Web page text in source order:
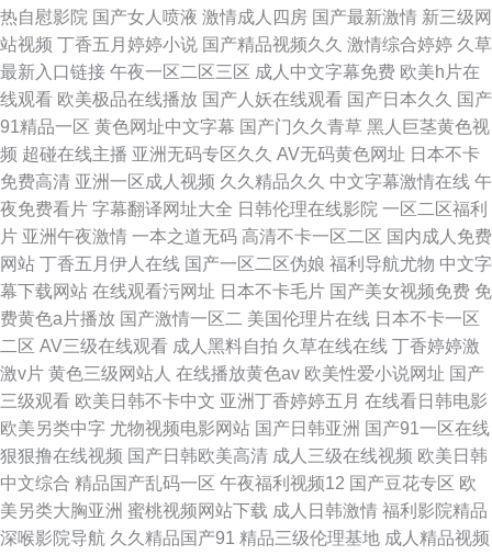
热自慰影院 国产女人喷液 激情成人四房 国产最新激情 新三级网
站视频 丁香五月婷婷小说 国产精品视频久久 激情综合婷婷 久草
最新入口链接 午夜一区二区三区 成人中文字幕免费 欧美h片在
线观看 欧美极品在线播放 国产人妖在线观看 国产日本久久 国产
91精品一区 黄色网址中文字幕 国产门久久青草 黑人巨茎黄色视
频 超碰在线主播 亚洲无码专区久久 AV无码黄色网址 日本不卡
免费高清 亚洲一区成人视频 久久精品久久 中文字幕激情在线 午
夜免费看片 字幕翻译网址大全 日韩伦理在线影院 一区二区福利
片 亚洲午夜激情 一本之道无码 高清不卡一区二区 国内成人免费
网站 丁香五月伊人在线 国产一区二区伪娘 福利导航尤物 中文字
幕下载网站 在线观看污网址 日本不卡毛片 国产美女视频免费 免
费黄色a片播放 国产激情一区二 美国伦理片在线 日本不卡一区
二区 AV三级在线观看 成人黑料自拍 久草在线在线 丁香婷婷激
激v片 黄色三级网站人 在线播放黄色av 欧美性爱小说网址 国产
三级观看 欧美日韩不卡中文 亚洲丁香婷婷五月 在线看日韩电影
欧美另类中字 尤物视频电影网站 国产日韩亚洲 国产91一区在线
狠狠撸在线视频 国产日韩欧美高清 成人三级在线视频 欧美日韩
中文综合 精品国产乱码一区 午夜福利视频12 国产豆花专区 欧
美另类大胸亚洲 蜜桃视频网站下载 成人日韩激情 福利影院精品
深喉影院导航 久久精品国产91 精品三级伦理基地 成人精品视频